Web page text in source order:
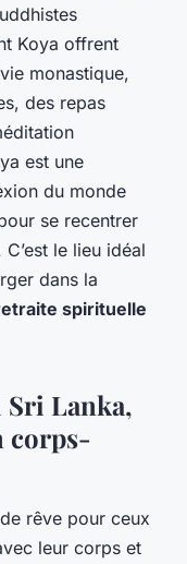
Koya offrent
monastique,
des repas
est une
du monde
se recentrer
le lieu idéal
dans la
spirituelle
Sri Lanka,
corps-
rêve pour ceux
leur corps et